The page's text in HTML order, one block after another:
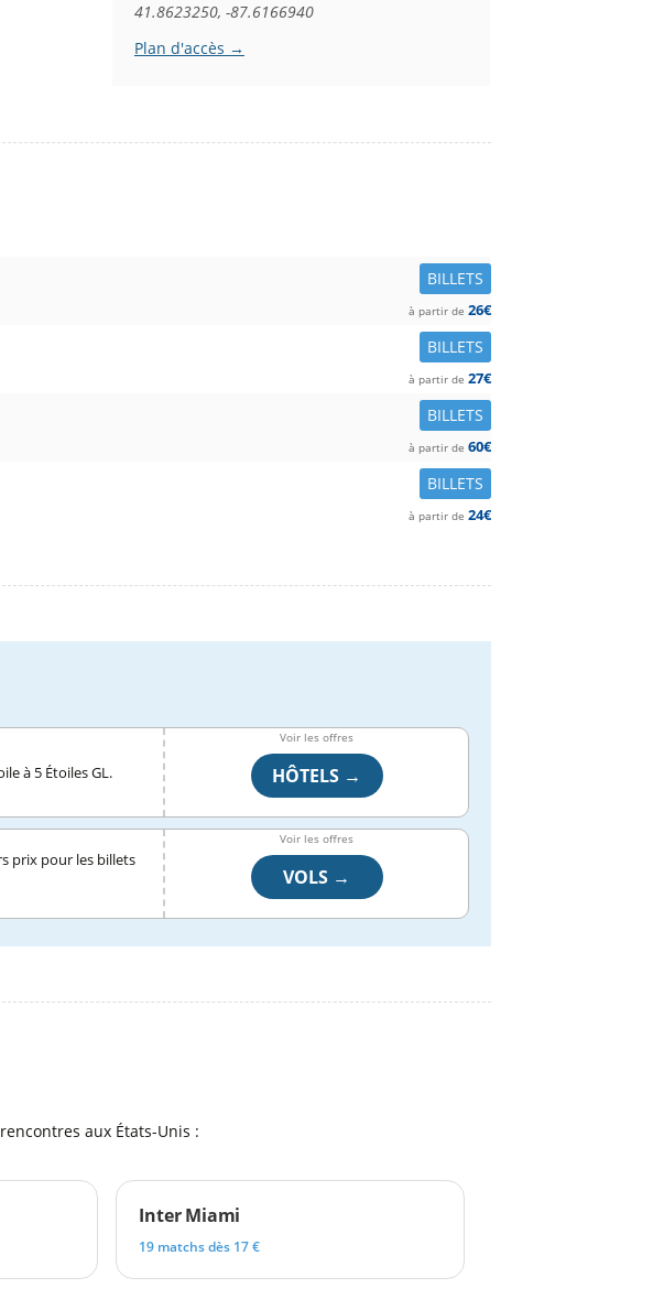
41.8623250, -87.6166940
Plan d'accès →
BILLETS
à partir de 26€
BILLETS
à partir de 27€
BILLETS
à partir de 60€
BILLETS
à partir de 24€
à 5 Étoiles GL.
Voir les offres
HÔTELS →
prix pour les billets
Voir les offres
VOLS →
aux États-Unis :
Inter Miami
19 matchs dès 17 €